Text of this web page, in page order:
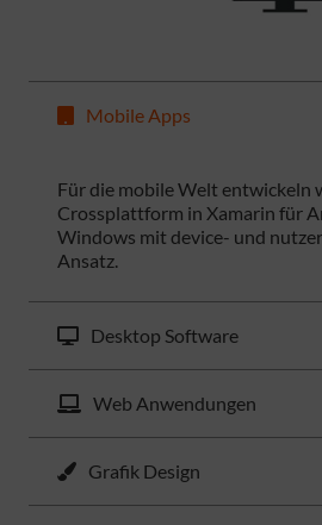
Mobile Apps
Für die mobile Welt entwickeln
Crossplattform in Xamarin für
Windows mit device- und
Ansatz.
Desktop Software
Web Anwendungen
Grafik Design